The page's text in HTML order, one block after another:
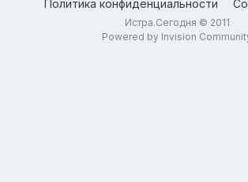
Политика конфиденциальности
Истра.Сегодня © 2011
Powered by Invision